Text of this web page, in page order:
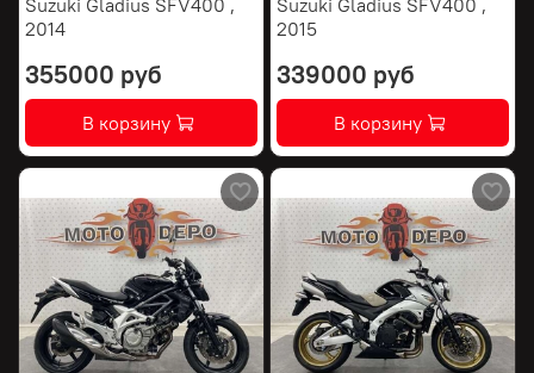
2014
355000 руб
В корзину
2015
339000 руб
В корзину